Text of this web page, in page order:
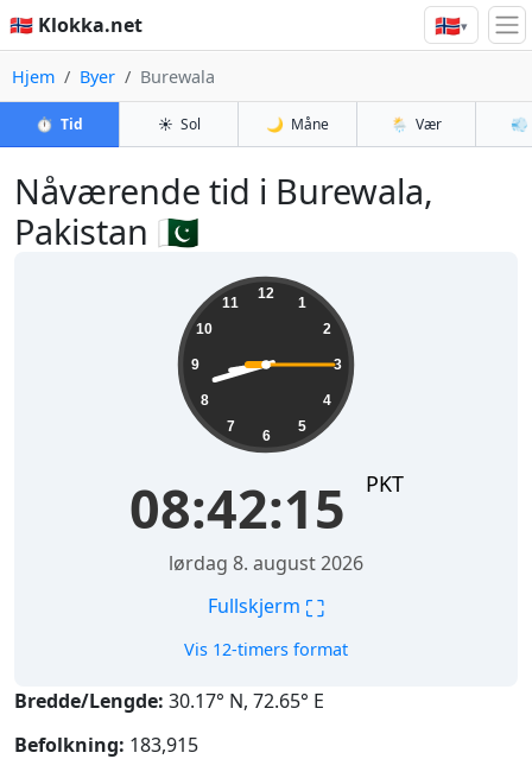
🇳🇴 Klokka.net 🇳🇴▾
Hjem Byer Burewala
⏱️ Tid ☀️ Sol 🌙 Måne 🌦️ Vær 💨
Nåværende tid i Burewala,
Pakistan 🇵🇰
12
1
2
3
4
5
6
7
8
9
10
11
08:42:15 PKT
lørdag 8. august 2026
Fullskjerm ⛶
Vis 12-timers format
Bredde/Lengde: 30.17° N, 72.65° E
Befolkning: 183,915